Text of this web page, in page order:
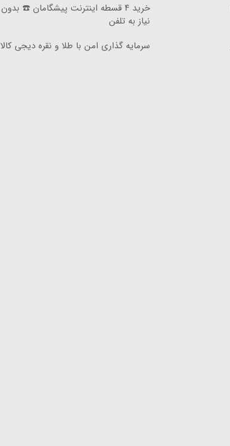
خرید ۴ قسطه اینترنت پیشگامان ☎️ بدون
نیاز به تلفن
سرمایه گذاری امن با طلا و نقره دیجی کالا